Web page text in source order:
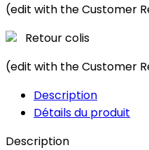
(edit with the Customer
Retour colis
(edit with the Customer
Description
Détails du produit
Description